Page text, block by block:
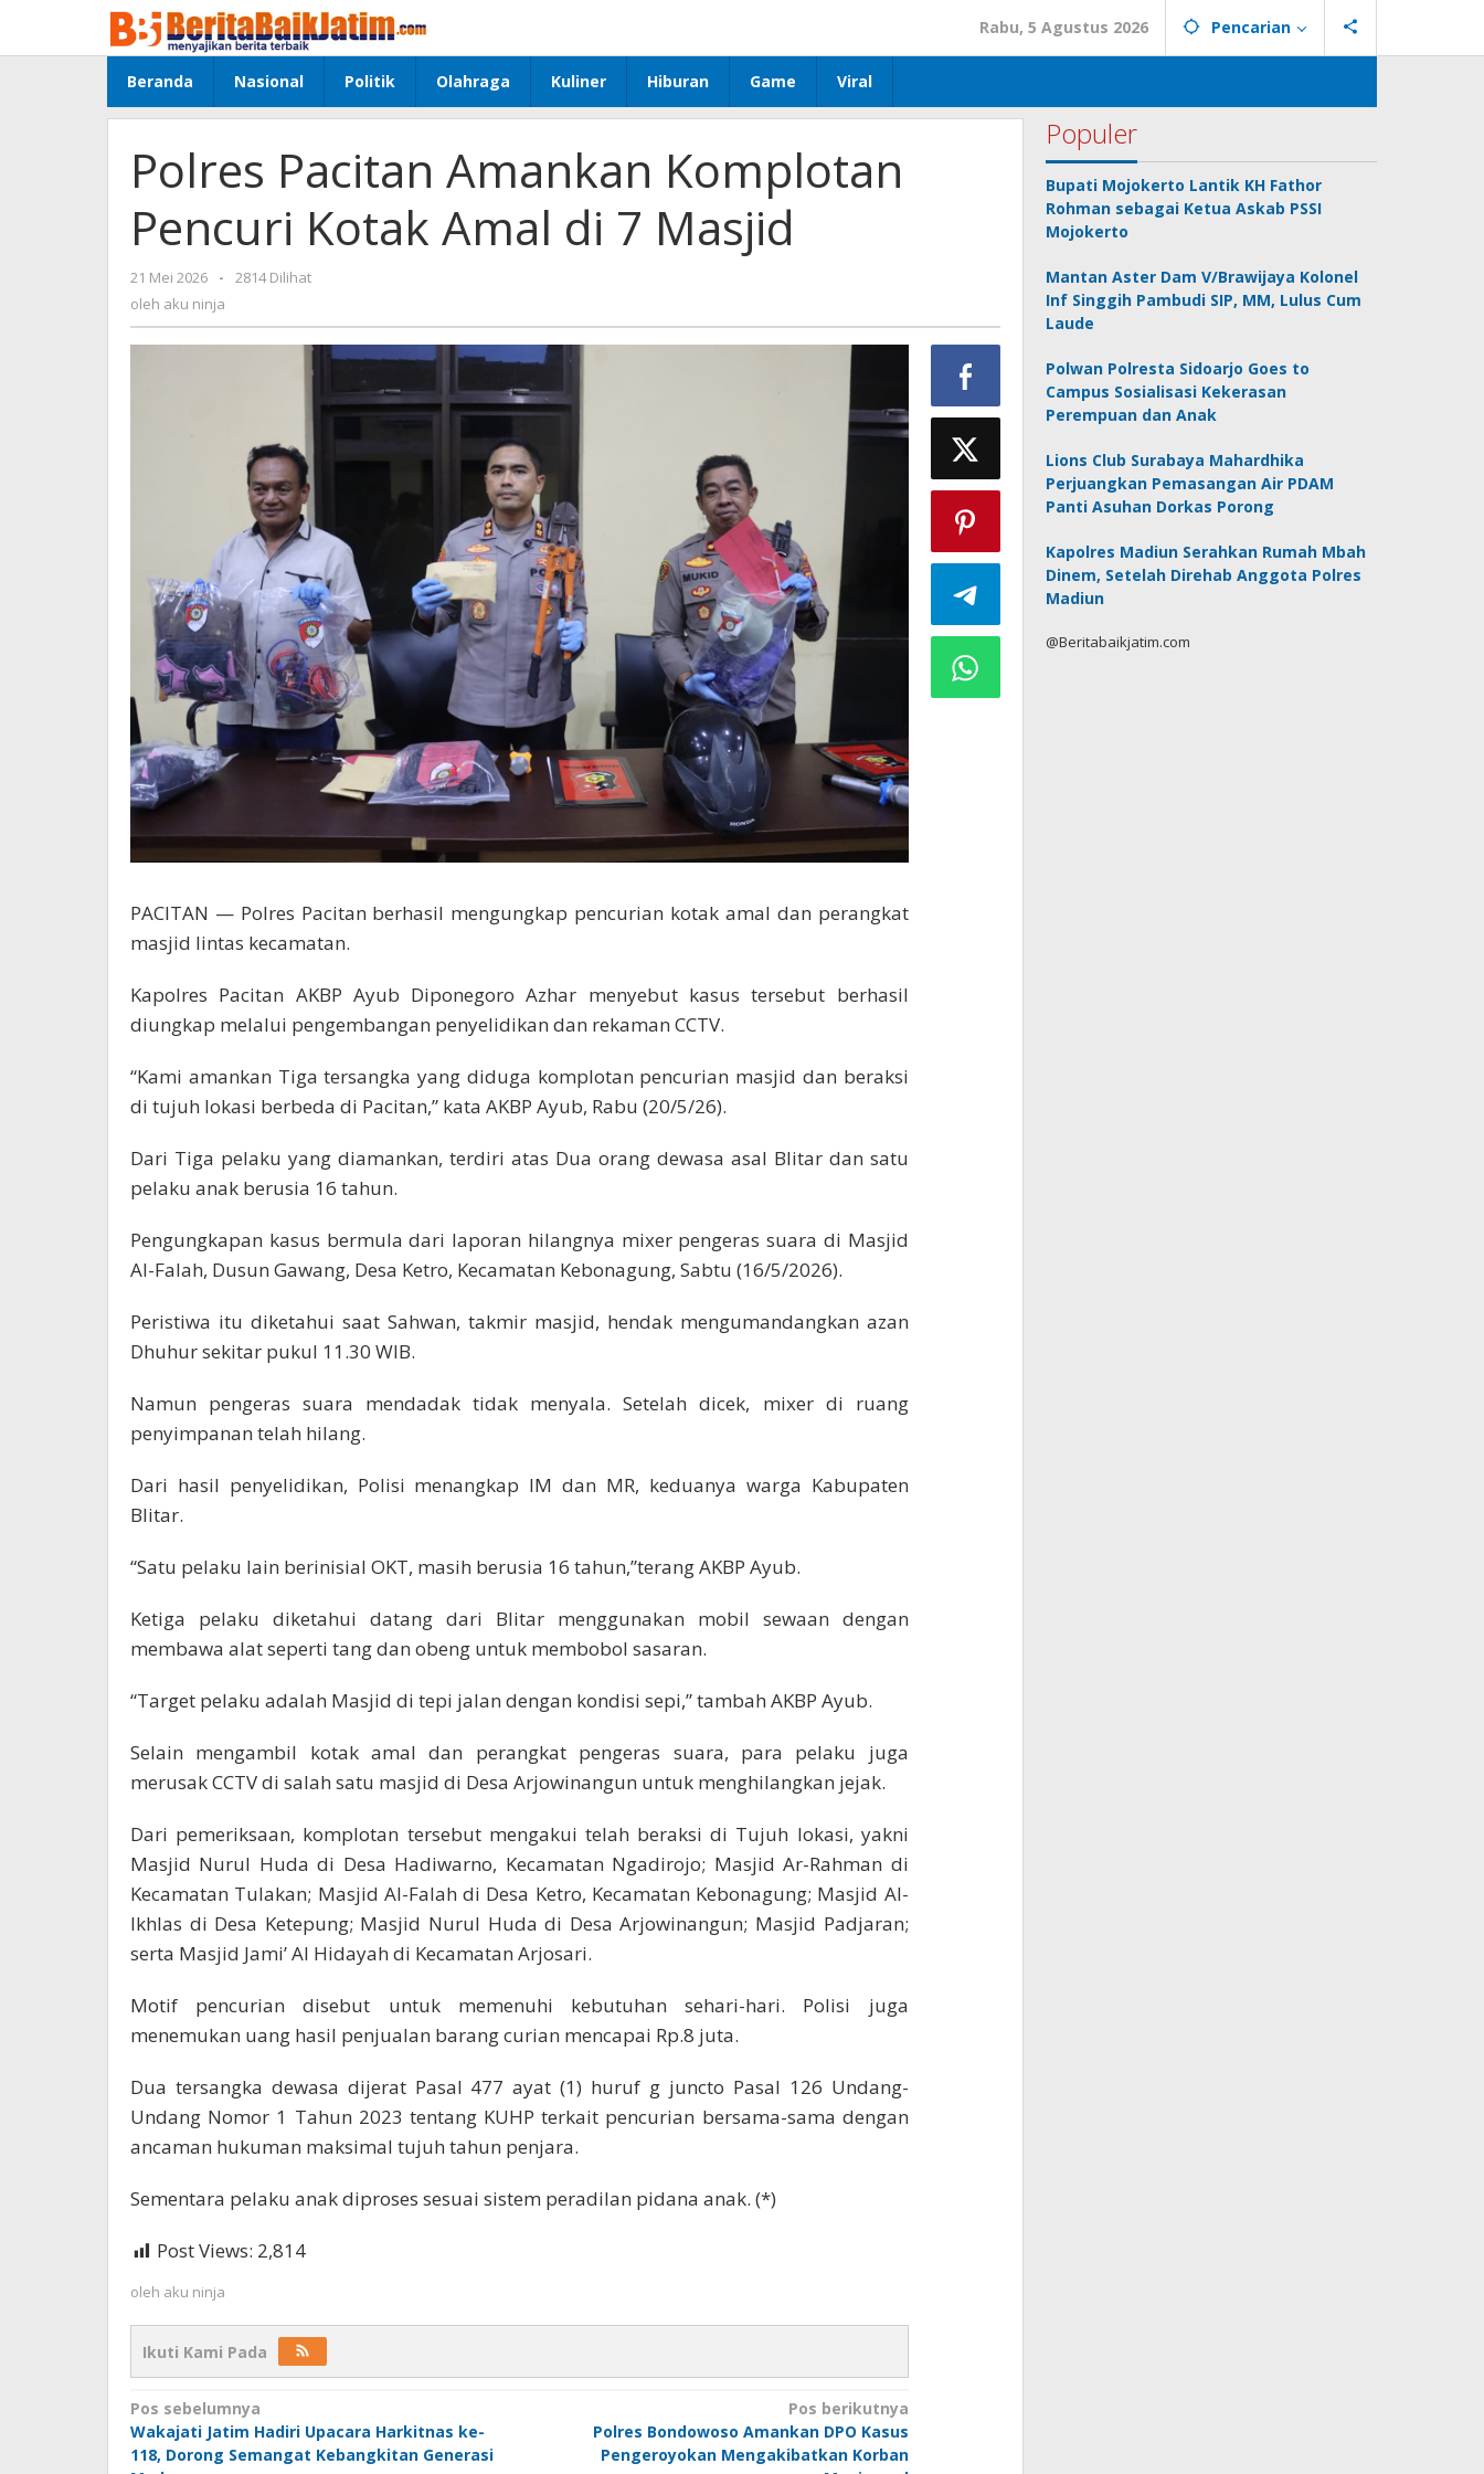
konten
Rabu, 5 Agustus 2026 Pencarian
Beranda Nasional Politik Olahraga Kuliner Hiburan Game Viral
Polres Pacitan Amankan Komplotan
Pencuri Kotak Amal di 7 Masjid
21 Mei 2026
oleh
aku
-
2814 Dilihat
oleh aku ninja
PACITAN — Polres Pacitan berhasil mengungkap pencurian kotak amal dan perangkat
masjid lintas kecamatan.
Kapolres Pacitan AKBP Ayub Diponegoro Azhar menyebut kasus tersebut berhasil
diungkap melalui pengembangan penyelidikan dan rekaman CCTV.
“Kami amankan Tiga tersangka yang diduga komplotan pencurian masjid dan beraksi
di tujuh lokasi berbeda di Pacitan,” kata AKBP Ayub, Rabu (20/5/26).
Dari Tiga pelaku yang diamankan, terdiri atas Dua orang dewasa asal Blitar dan satu
pelaku anak berusia 16 tahun.
Pengungkapan kasus bermula dari laporan hilangnya mixer pengeras suara di Masjid
Al-Falah, Dusun Gawang, Desa Ketro, Kecamatan Kebonagung, Sabtu (16/5/2026).
Peristiwa itu diketahui saat Sahwan, takmir masjid, hendak mengumandangkan azan
Dhuhur sekitar pukul 11.30 WIB.
Namun pengeras suara mendadak tidak menyala. Setelah dicek, mixer di ruang
penyimpanan telah hilang.
Dari hasil penyelidikan, Polisi menangkap IM dan MR, keduanya warga Kabupaten
Blitar.
“Satu pelaku lain berinisial OKT, masih berusia 16 tahun,”terang AKBP Ayub.
Ketiga pelaku diketahui datang dari Blitar menggunakan mobil sewaan dengan
membawa alat seperti tang dan obeng untuk membobol sasaran.
“Target pelaku adalah Masjid di tepi jalan dengan kondisi sepi,” tambah AKBP Ayub.
Selain mengambil kotak amal dan perangkat pengeras suara, para pelaku juga
merusak CCTV di salah satu masjid di Desa Arjowinangun untuk menghilangkan jejak.
Dari pemeriksaan, komplotan tersebut mengakui telah beraksi di Tujuh lokasi, yakni
Masjid Nurul Huda di Desa Hadiwarno, Kecamatan Ngadirojo; Masjid Ar-Rahman di
Kecamatan Tulakan; Masjid Al-Falah di Desa Ketro, Kecamatan Kebonagung; Masjid Al-
Ikhlas di Desa Ketepung; Masjid Nurul Huda di Desa Arjowinangun; Masjid Padjaran;
serta Masjid Jami’ Al Hidayah di Kecamatan Arjosari.
Motif pencurian disebut untuk memenuhi kebutuhan sehari-hari. Polisi juga
menemukan uang hasil penjualan barang curian mencapai Rp.8 juta.
Dua tersangka dewasa dijerat Pasal 477 ayat (1) huruf g juncto Pasal 126 Undang-
Undang Nomor 1 Tahun 2023 tentang KUHP terkait pencurian bersama-sama dengan
ancaman hukuman maksimal tujuh tahun penjara.
Sementara pelaku anak diproses sesuai sistem peradilan pidana anak. (*)
Post Views: 2,814
oleh aku ninja
Ikuti Kami Pada
Navigasi
pos
Pos sebelumnya
Wakajati Jatim Hadiri Upacara Harkitnas ke-
118, Dorong Semangat Kebangkitan Generasi
Pos berikutnya
Polres Bondowoso Amankan DPO Kasus
Pengeroyokan Mengakibatkan Korban
Populer
Bupati Mojokerto Lantik KH Fathor
Rohman sebagai Ketua Askab PSSI
Mojokerto
Mantan Aster Dam V/Brawijaya Kolonel
Inf Singgih Pambudi SIP, MM, Lulus Cum
Laude
Polwan Polresta Sidoarjo Goes to
Campus Sosialisasi Kekerasan
Perempuan dan Anak
Lions Club Surabaya Mahardhika
Perjuangkan Pemasangan Air PDAM
Panti Asuhan Dorkas Porong
Kapolres Madiun Serahkan Rumah Mbah
Dinem, Setelah Direhab Anggota Polres
Madiun
@Beritabaikjatim.com